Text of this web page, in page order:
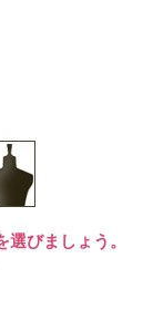
びましょう。